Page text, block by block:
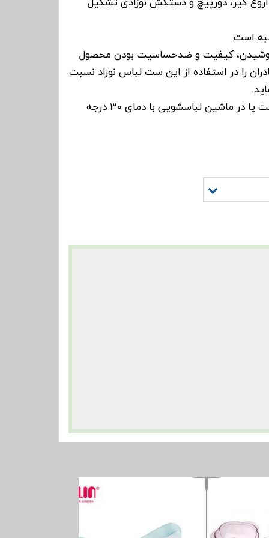
است.
کیفیت و ضدحساسیت بودن محصول
را در استفاده از این ست لباس نوزاد نسبت
این ست را می توانید با دست یا در ماشین لباسشویی با دمای 30 درجه